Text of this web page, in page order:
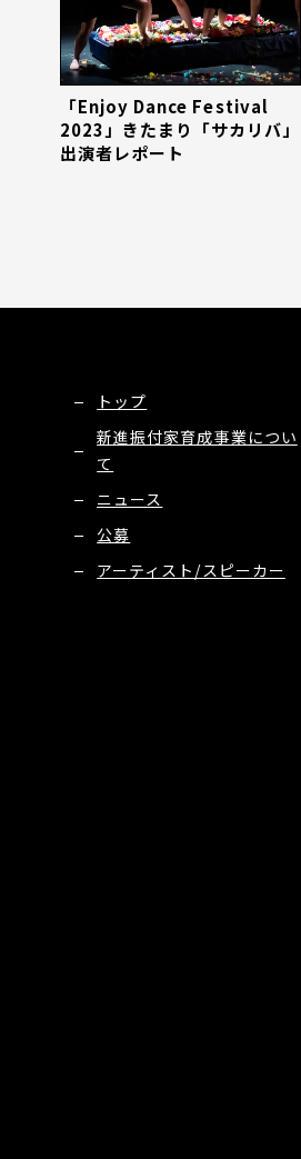
「Enjoy Dance Festival
2023」きたまり「サカリバ」
出演者レポート
トップ
新進振付家育成事業につい
て
ニュース
公募
アーティスト/スピーカー